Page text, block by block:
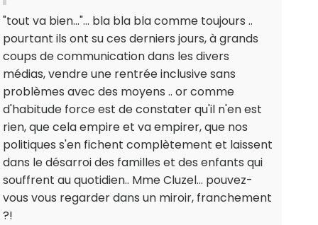
"tout va bien..."... bla bla bla comme toujours ..
pourtant ils ont su ces derniers jours, à grands
coups de communication dans les divers
médias, vendre une rentrée inclusive sans
problèmes avec des moyens .. or comme
d'habitude force est de constater qu'il n'en est
rien, que cela empire et va empirer, que nos
politiques s'en fichent complètement et laissent
dans le désarroi des familles et des enfants qui
souffrent au quotidien.. Mme Cluzel... pouvez-
vous vous regarder dans un miroir, franchement
?!